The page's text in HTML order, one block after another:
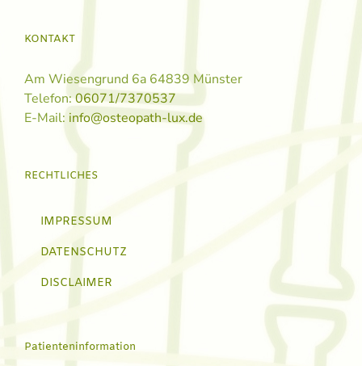
KONTAKT
Am Wiesengrund 6a 64839 Münster
Telefon:06071/7370537
E-Mail: info@osteopath-lux.de
RECHTLICHES
IMPRESSUM
DATENSCHUTZ
DISCLAIMER
Patienteninformation